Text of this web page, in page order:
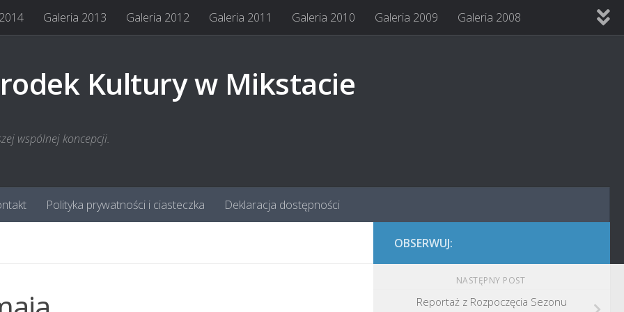
Galeria 2013 Galeria 2012 Galeria 2011 Galeria 2010 Galeria 2009 Galeria 2008
Kultury w Mikstacie
wspólnej koncepcji.
Polityka prywatności i ciasteczka Deklaracja dostępności
OBSERWUJ:
NASTĘPNY POST
Reportaż z Rozpoczęcia Sezonu